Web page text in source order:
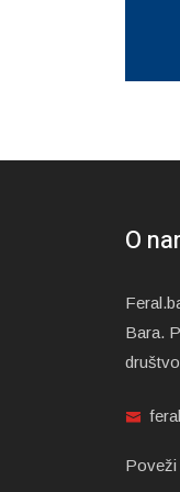
O
Bara.
Poveži